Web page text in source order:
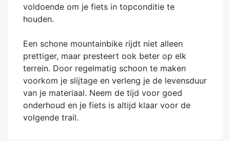
voldoende om je fiets in topconditie te
houden.
Een schone mountainbike rijdt niet alleen
prettiger, maar presteert ook beter op elk
terrein. Door regelmatig schoon te maken
voorkom je slijtage en verleng je de levensduur
van je materiaal. Neem de tijd voor goed
onderhoud en je fiets is altijd klaar voor de
volgende trail.